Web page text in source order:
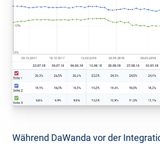
Während DaWanda vor der